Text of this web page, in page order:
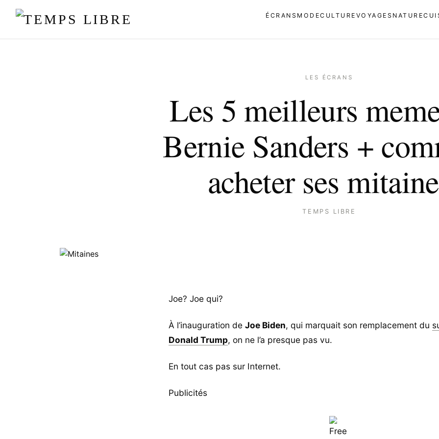
ÉCRANS MODECULTURE VOYAGES NATURE
LES ÉCRANS
Les 5 meilleurs
Bernie Sanders +
acheter ses
TEMPS LIBRE
Joe? Joe qui?
À l’inauguration de Joe Biden, qui marquait son remplacement du
Donald Trump, on ne l’a presque pas vu.
En tout cas pas sur Internet.
Publicités